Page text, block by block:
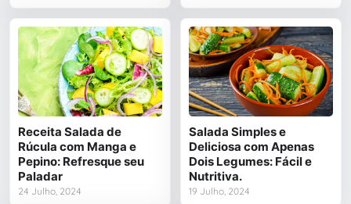
Receita Salada de
Rúcula com Manga e
Pepino: Refresque seu
Paladar
24 Julho, 2024
Salada Simples e
Deliciosa com Apenas
Dois Legumes: Fácil e
Nutritiva.
19 Julho, 2024